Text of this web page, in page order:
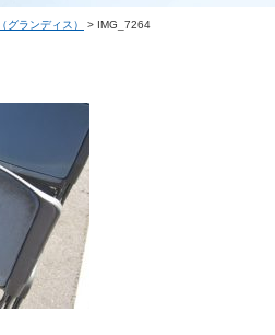
グランディス） > IMG_7264